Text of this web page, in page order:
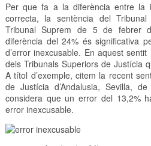
Per que fa a la diferència entre la
correcta, la sentència del
Tribunal Suprem de 5 de febrer
diferència del 24% és significativa
d’error inexcusable. En aquest
dels Tribunals Superiors de Justícia
A títol d’exemple, citem la recent
de Justícia d’Andalusia, Sevilla,
considera que un error del 13,2%
error inexcusable.